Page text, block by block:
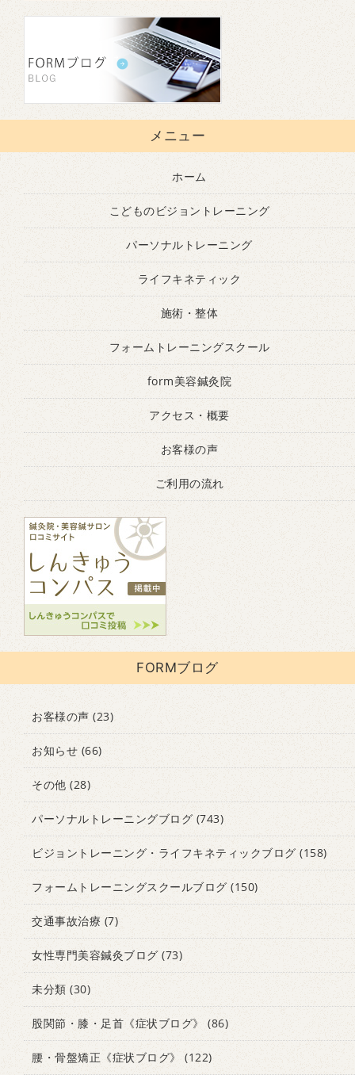
メニュー
ホーム
こどものビジョントレーニング
パーソナルトレーニング
ライフキネティック
施術・整体
フォームトレーニングスクール
form美容鍼灸院
アクセス・概要
お客様の声
ご利用の流れ
FORMブログ
お客様の声 (23)
お知らせ (66)
その他 (28)
パーソナルトレーニングブログ(743)
ビジョントレーニング・ライフキネティックブログ(158)
フォームトレーニングスクールブログ (150)
交通事故治療 (7)
女性専門美容鍼灸ブログ (73)
未分類 (30)
股関節・膝・足首《症状ブログ》 (86)
腰・骨盤矯正《症状ブログ》 (122)